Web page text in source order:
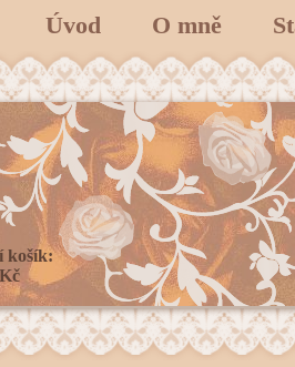
Úvod O mně
košík: